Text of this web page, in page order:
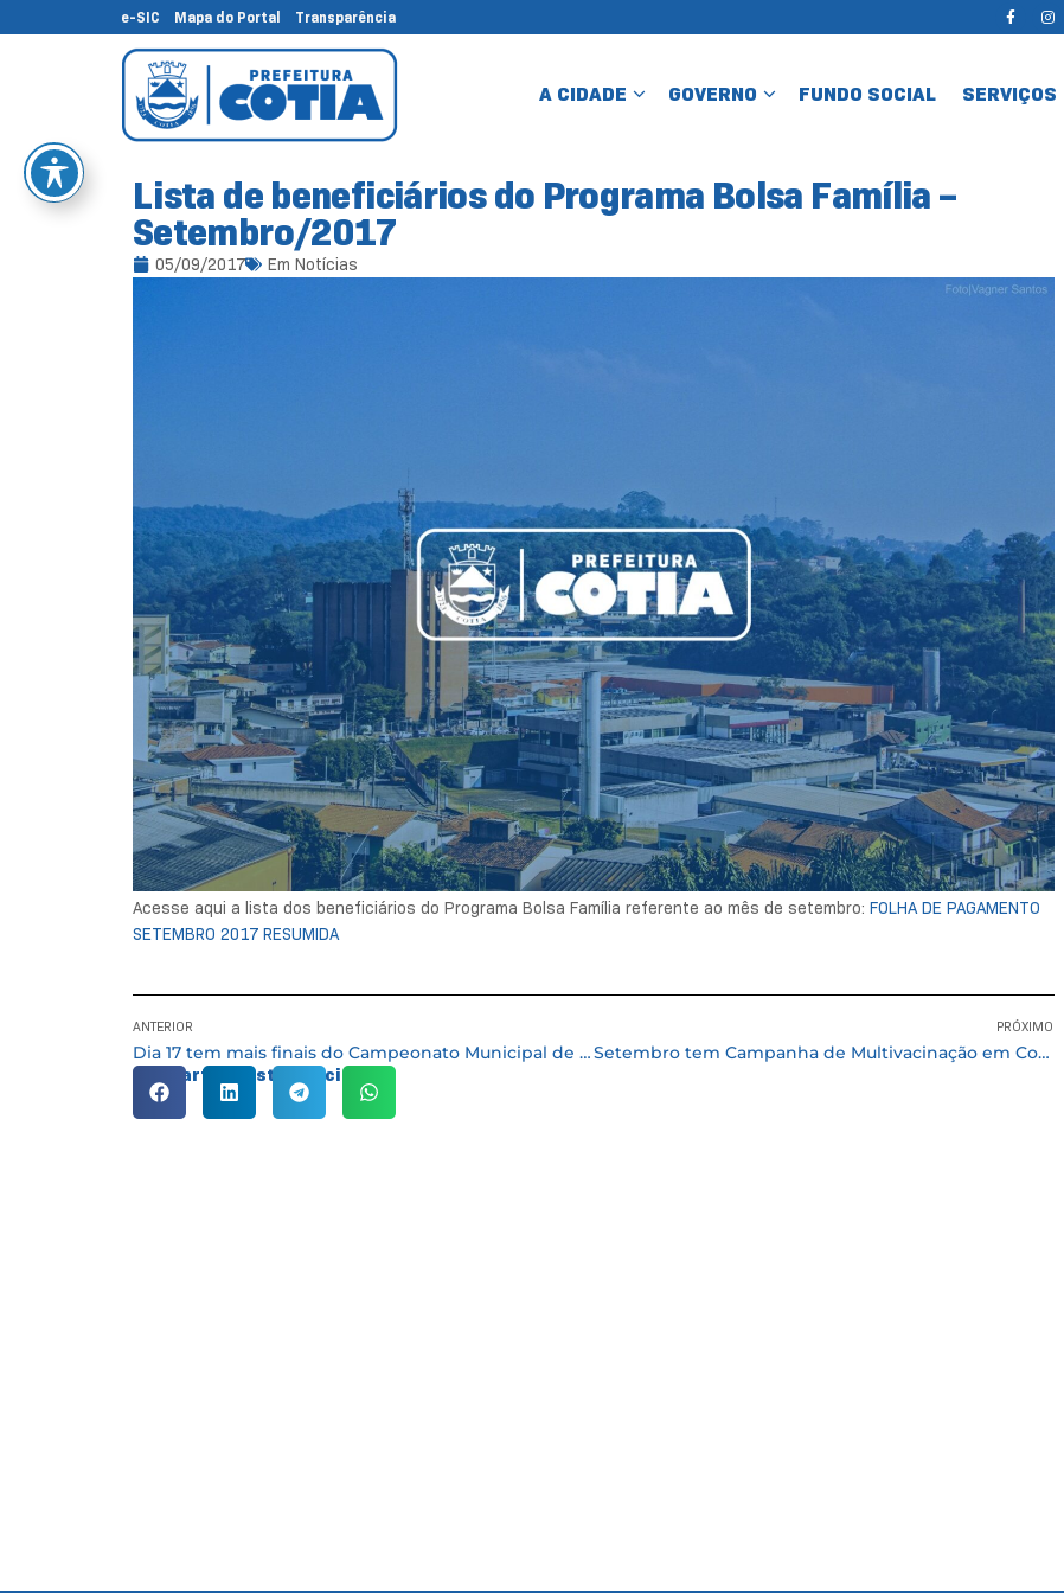
e-SIC Mapa do Portal Transparência
A CIDADE GOVERNO FUNDO SOCIAL SERVIÇOS
Lista de beneficiários do Programa Bolsa Família –
Setembro/2017
05/09/2017 Em Notícias
Acesse aqui a lista dos beneficiários do Programa Bolsa Família referente ao mês de setembro: FOLHA DE PAGAMENTO
SETEMBRO 2017 RESUMIDA
ANTERIOR
Dia 17 tem mais finais do Campeonato Municipal de Futebol
PRÓXIMO
Setembro tem Campanha de Multivacinação em Cotia
Compartilhe esta notícia: